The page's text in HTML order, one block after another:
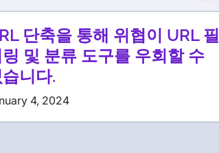
단축을 통해 위협이 URL 필
링 및 분류 도구를 우회할 수
니다.
4, 2024